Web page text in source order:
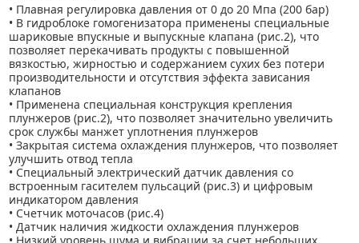
• Плавная регулировка давления от 0 до 20 Мпа (200 бар)
• В гидроблоке гомогенизатора применены специальные
шариковые впускные и выпускные клапана (рис.2), что
позволяет перекачивать продукты с повышенной
вязкостью, жирностью и содержанием сухих без потери
производительности и отсутствия эффекта зависания
клапанов
• Применена специальная конструкция крепления
плунжеров (рис.2), что позволяет значительно увеличить
срок службы манжет уплотнения плунжеров
• Закрытая система охлаждения плунжеров, что позволяет
улучшить отвод тепла
• Специальный электрический датчик давления со
встроенным гасителем пульсаций (рис.3) и цифровым
индикатором давления
• Счетчик моточасов (рис.4)
• Датчик наличия жидкости охлаждения плунжеров